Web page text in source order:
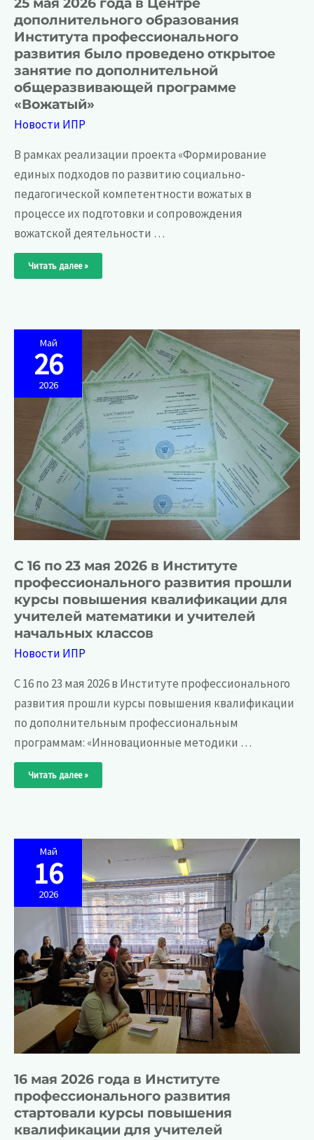
25 мая 2026 года в Центре
дополнительного образования
Института профессионального
развития было проведено открытое
занятие по дополнительной
общеразвивающей программе
«Вожатый»
Новости ИПР
В рамках реализации проекта «Формирование
единых подходов по развитию социально-
педагогической компетентности вожатых в
процессе их подготовки и сопровождения
вожатской деятельности …
мая
2026
Института
профессионального
развития
было
проведено
открытое
занятие
по
дополнительной
общеразвивающей
программе
«Вожатый»
Читать далее »
Май
26
2026
С 16 по 23 мая 2026 в Институте
профессионального развития прошли
курсы повышения квалификации для
учителей математики и учителей
начальных классов
Новости ИПР
С 16 по 23 мая 2026 в Институте профессионального
развития прошли курсы повышения квалификации
по дополнительным профессиональным
программам: «Инновационные методики …
16
по
профессионального
развития
курсы
повышения
квалификации
для
учителей
математики
учителей
начальных
классов
Читать далее »
Май
16
2026
16 мая 2026 года в Институте
профессионального развития
стартовали курсы повышения
квалификации для учителей